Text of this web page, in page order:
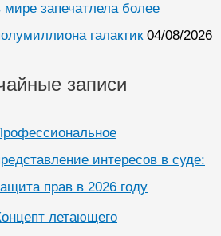
мире запечатлела более
галактик 04/08/2026
записи
интересов в суде:
прав в 2026 году
летающего